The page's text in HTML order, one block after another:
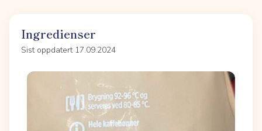
Ingredienser
Sist oppdatert 17.09.2024